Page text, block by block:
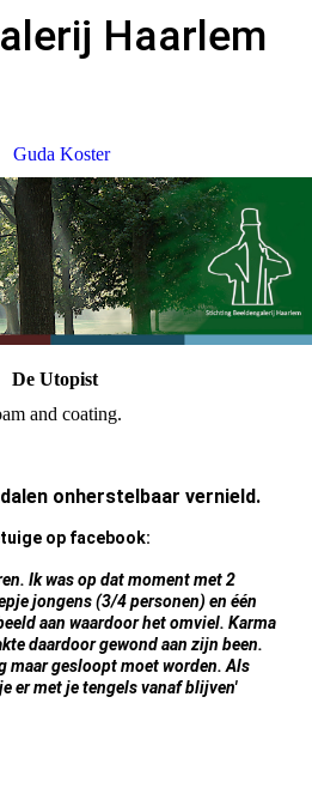
Haarlem
Guda Koster
De Utopist
and coating.
onherstelbaar vernield.
op facebook:
Ik was op dat moment met 2
jongens (3/4 personen) en één
aan waardoor het omviel. Karma
daardoor gewond aan zijn been.
maar gesloopt moet worden. Als
er met je tengels vanaf blijven'